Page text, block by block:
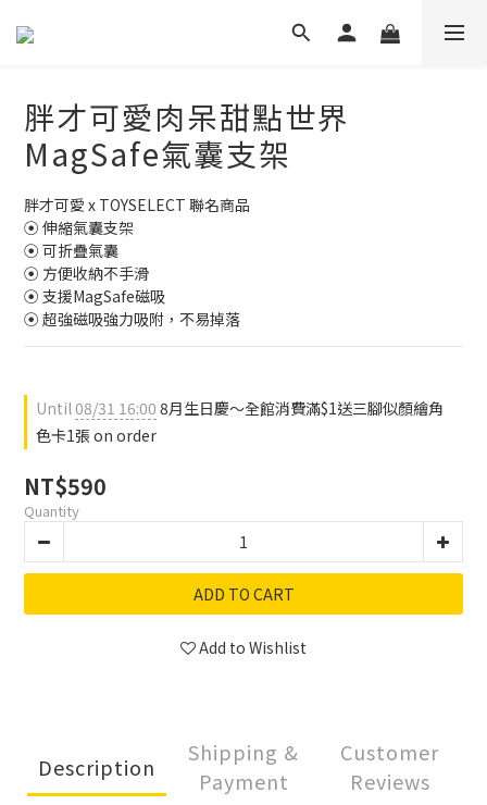
胖才可愛肉呆甜點世界
MagSafe氣囊支架
胖才可愛 x TOYSELECT 聯名商品
⦿ 伸縮氣囊支架
⦿ 可折疊氣囊
⦿ 方便收納不手滑
⦿ 支援MagSafe磁吸
⦿ 超強磁吸強力吸附，不易掉落
Until08/31 16:00 8月生日慶～全館消費滿$1送三腳似顏繪角
色卡1張 on order
NT$590
Quantity
ADD TO CART
Add to Wishlist
Description
Shipping &
Payment
Customer
Reviews